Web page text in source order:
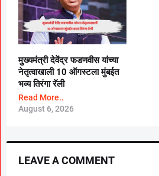
मुख्यमंत्री देवेंद्र फडणवीस यांच्या
नेतृत्वाखाली 10 ऑगस्टला मुंबईत
भव्य तिरंगा रॅली
Read More..
August 6, 2026
LEAVE A COMMENT